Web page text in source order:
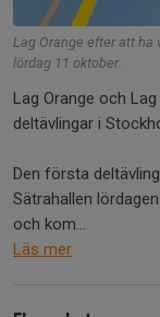
Lag Orange efter att ha
lördag 11 oktober.
Lag Orange och
deltävlingar i
Den första
Sätrahallen
och kom...
Läs mer